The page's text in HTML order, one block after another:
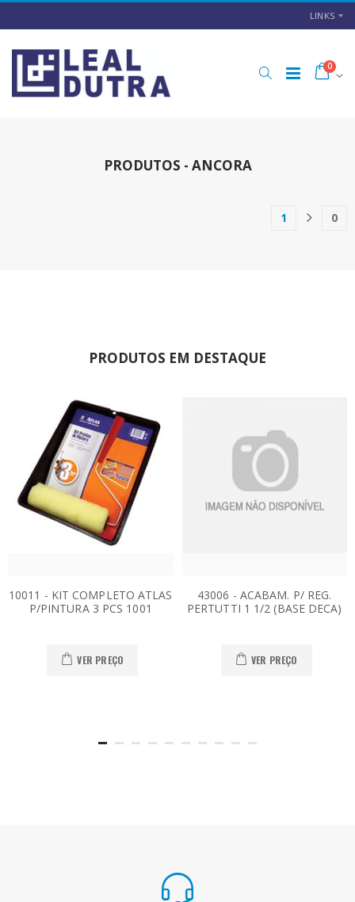
LINKS
0
PRODUTOS - ANCORA
1(current)0
PRODUTOS EM DESTAQUE
10011 - KIT COMPLETO ATLAS
P/PINTURA 3 PCS 1001
VER PREÇO
43006 - ACABAM. P/ REG.
PERTUTTI 1 1/2 (BASE DECA)
VER PREÇO